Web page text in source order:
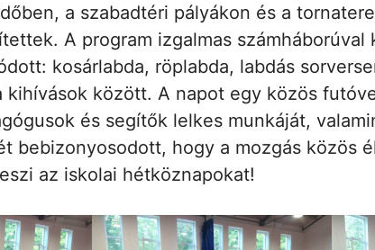
a szabadtéri pályákon és a
A program izgalmas
kosárlabda, röplabda, labdás
kihívások között. A napot egy közös
és segítők lelkes munkáját,
bebizonyosodott, hogy a mozgás közös
az iskolai hétköznapokat!